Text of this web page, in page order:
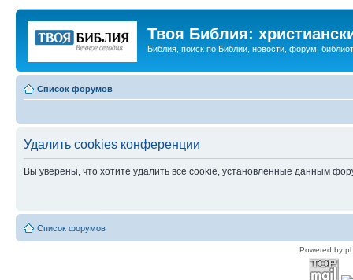
Твоя Библия:
Библия, поиск по Библии, новости, форум,
Список форумов
Удалить cookies конференции
Вы уверены, что хотите удалить все cookie, установленные данным
Список форумов
Powered by